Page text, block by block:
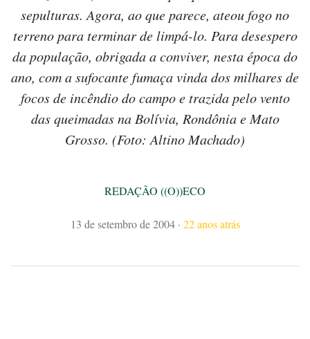
sepulturas. Agora, ao que parece, ateou fogo no
terreno para terminar de limpá-lo. Para desespero
da população, obrigada a conviver, nesta época do
ano, com a sufocante fumaça vinda dos milhares de
focos de incêndio do campo e trazida pelo vento
das queimadas na Bolívia, Rondônia e Mato
Grosso. (Foto: Altino Machado)
REDAÇÃO ((O))ECO
13 de setembro de 2004 · 22 anos atrás